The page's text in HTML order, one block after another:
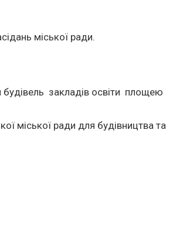
міської ради.
закладів освіти площею
міської ради для будівництва та